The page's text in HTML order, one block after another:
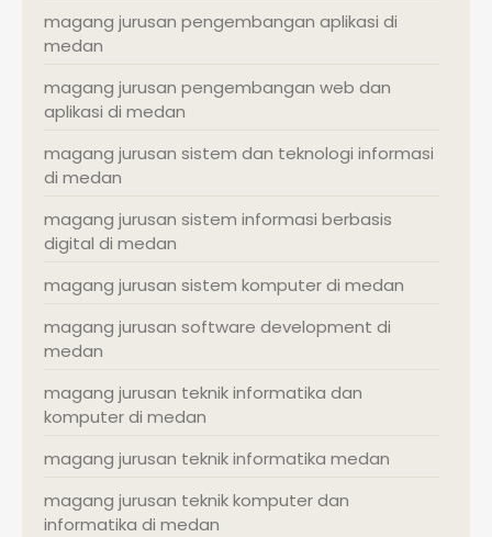
magang jurusan pengembangan aplikasi di
medan
magang jurusan pengembangan web dan
aplikasi di medan
magang jurusan sistem dan teknologi informasi
di medan
magang jurusan sistem informasi berbasis
digital di medan
magang jurusan sistem komputer di medan
magang jurusan software development di
medan
magang jurusan teknik informatika dan
komputer di medan
magang jurusan teknik informatika medan
magang jurusan teknik komputer dan
informatika di medan